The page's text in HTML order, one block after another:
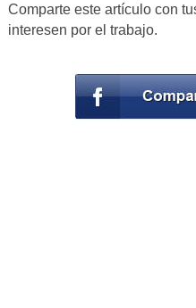
Comparte este artículo con
interesen por el trabajo.